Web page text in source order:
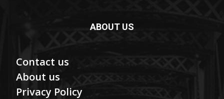
ABOUT US
Contact us
About us
Privacy Policy